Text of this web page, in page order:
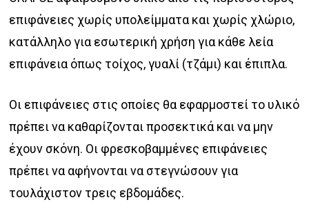
€60.00
επιφάνειες χωρίς υπολείμματα και χωρίς χλώριο,
κατάλληλο για εσωτερική χρήση για κάθε λεία
επιφάνεια όπως τοίχος, γυαλί (τζάμι) και έπιπλα.
Οι επιφάνειες στις οποίες θα εφαρμοστεί το υλικό
πρέπει να καθαρίζονται προσεκτικά και να μην
έχουν σκόνη. Οι φρεσκοβαμμένες επιφάνειες
πρέπει να αφήνονται να στεγνώσουν για
τουλάχιστον τρεις εβδομάδες.